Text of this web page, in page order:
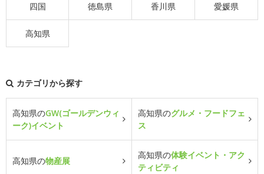
四国 徳島県 香川県 愛媛県
高知県
カテゴリから探す
高知県のGW(ゴールデンウィ
ーク)イベント
高知県のグルメ・フードフェ
ス
高知県の物産展
高知県の体験イベント・アク
ティビティ